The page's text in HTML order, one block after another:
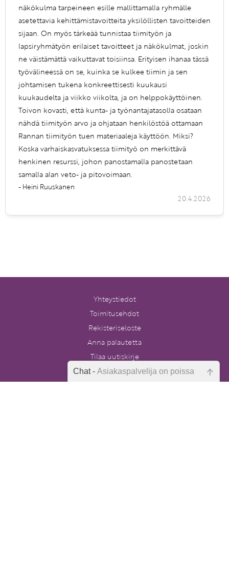
näkökulma tarpeineen esille mallittamalla ryhmälle
asetettavia kehittämistavoitteita yksilöllisten tavoitteiden
sijaan. On myös tärkeää tunnistaa tiimityön ja
lapsiryhmätyön erilaiset tavoitteet ja näkökulmat, joskin
ne väistämättä vaikuttavat toisiinsa. Erityisen ihanaa tässä
työvälineessä on se, kuinka se kulkee tiimin ja sen
johtamisen tukena konkreettisesti kuukausi
kuukaudelta ja viikko viikolta, ja on helppokäyttöinen.
Toivon kovasti, että kunta- ja työnantajatasolla osataan
nähdä tiimityön arvo ja ohjataan henkilöstöä ottamaan
Rannan tiimityön tuen materiaaleja käyttöön. Miksi?
Koska varhaiskasvatuksessa tiimityö on merkittävä
henkinen resurssi, johon panostamalla panostetaan
samalla alan veto- ja pitovoimaan.
- Heini Ruuskanen
20.4.2026
Yhteystiedot
Toimitusehdot
Rekisteriseloste
Anna palautetta
Tilaa uutiskirje
Peruutuslomake
Chat -Asiakaspalvelija on poissa